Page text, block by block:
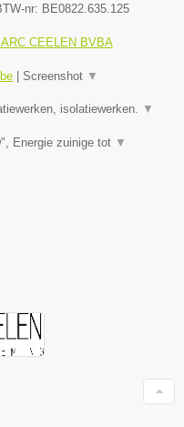
nr: BE0822.635.125
CEELEN BVBA
Screenshot ▼
isolatiewerken. ▼
Energie zuinige tot ▼